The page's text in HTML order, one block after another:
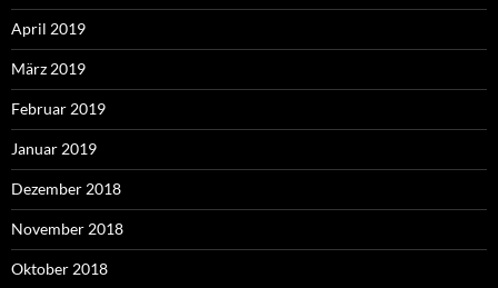
April 2019
März 2019
Februar 2019
Januar 2019
Dezember 2018
November 2018
Oktober 2018